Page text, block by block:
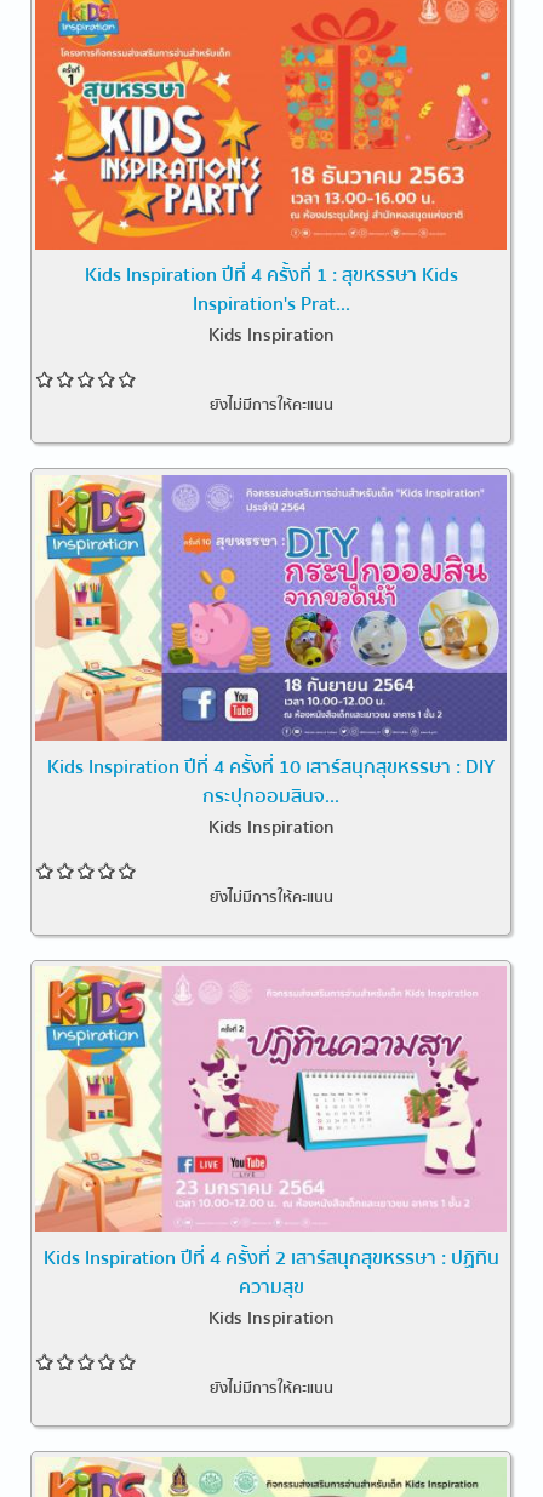
Kids Inspiration ปีที่ 4 ครั้งที่ 1 : สุขหรรษา Kids
Inspiration's Prat...
Kids Inspiration
ยังไม่มีการให้คะแนน
Kids Inspiration ปีที่ 4 ครั้งที่ 10 เสาร์สนุกสุขหรรษา : DIY
กระปุกออมสินจ...
Kids Inspiration
ยังไม่มีการให้คะแนน
Kids Inspiration ปีที่ 4 ครั้งที่ 2 เสาร์สนุกสุขหรรษา : ปฏิทิน
ความสุข
Kids Inspiration
ยังไม่มีการให้คะแนน